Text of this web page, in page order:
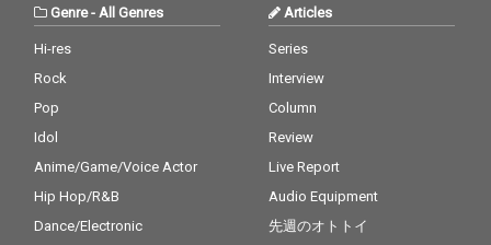
Genre- All Genres
Hi-res
Rock
Pop
Idol
Anime/Game/Voice Actor
Hip Hop/R&B
Dance/Electronic
Articles
Series
Interview
Column
Review
Live Report
Audio Equipment
先週のオトトイ